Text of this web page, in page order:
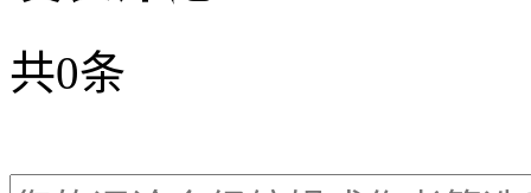
共0条